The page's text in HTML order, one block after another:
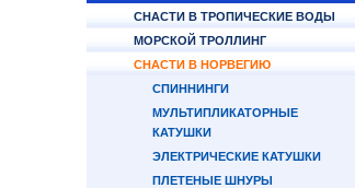
СНАСТИ В ТРОПИЧЕСКИЕ ВОДЫ
МОРСКОЙ ТРОЛЛИНГ
СНАСТИ В НОРВЕГИЮ
СПИННИНГИ
МУЛЬТИПЛИКАТОРНЫЕ
КАТУШКИ
ЭЛЕКТРИЧЕСКИЕ КАТУШКИ
ПЛЕТЕНЫЕ ШНУРЫ